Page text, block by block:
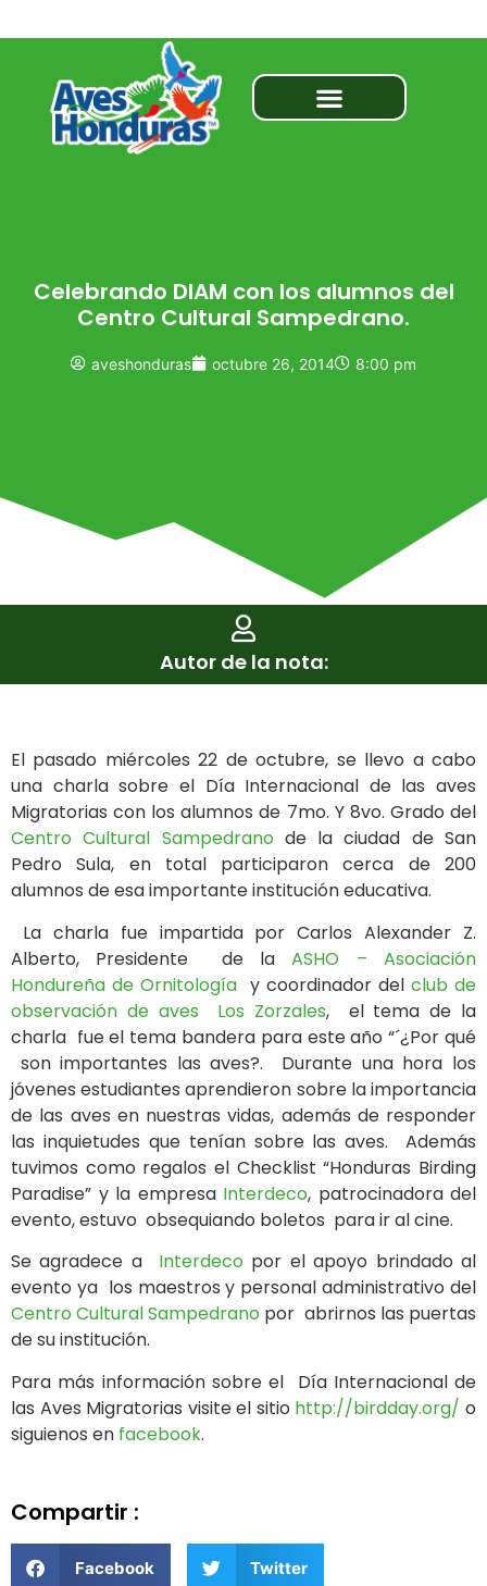
Celebrando DIAM con los alumnos del
Centro Cultural Sampedrano.
aveshonduras octubre 26, 2014 8:00 pm
Autor de la nota:
El pasado miércoles 22 de octubre, se llevo a cabo
una charla sobre el Día Internacional de las aves
Migratorias con los alumnos de 7mo. Y 8vo. Grado del
Centro Cultural Sampedrano de la ciudad de San
Pedro Sula, en total participaron cerca de 200
alumnos de esa importante institución educativa.
La charla fue impartida por Carlos Alexander Z.
Alberto, Presidente de laASHO – Asociación
Hondureña de Ornitología y coordinador del club de
observación de aves Los Zorzales, el tema de la
charla fue el tema bandera para este año “´¿Por qué
son importantes las aves?. Durante una hora los
jóvenes estudiantes aprendieron sobre la importancia
de las aves en nuestras vidas, además de responder
las inquietudes que tenían sobre las aves. Además
tuvimos como regalos el Checklist “Honduras Birding
Paradise” y la empresa Interdeco, patrocinadora del
evento, estuvo obsequiando boletos para ir al cine.
Se agradece a
Interdeco por el apoyo brindado al
evento ya los maestros y personal administrativo del
Centro Cultural Sampedrano por abrirnos las puertas
de su institución.
Para más información sobre el Día Internacional de
las Aves Migratorias visite el sitio http://birdday.org/ o
siguienos en facebook.
Compartir :
Facebook Twitter